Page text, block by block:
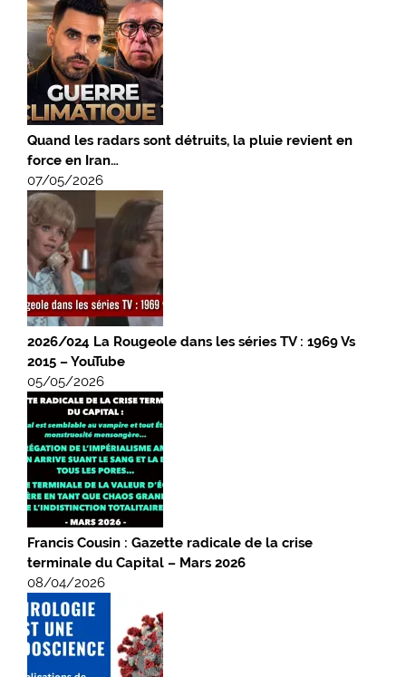
Quand les radars sont détruits, la pluie revient en
force en Iran…
07/05/2026
2026/024 La Rougeole dans les séries TV : 1969 Vs
2015 – YouTube
05/05/2026
Francis Cousin : Gazette radicale de la crise
terminale du Capital – Mars 2026
08/04/2026